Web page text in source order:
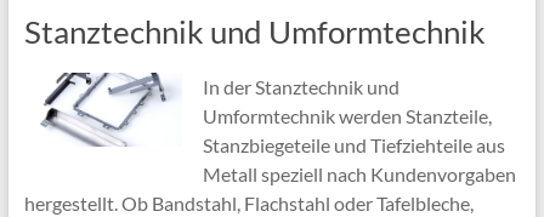
Stanztechnik und Umformtechnik
In der Stanztechnik und
Umformtechnik werden Stanzteile,
Stanzbiegeteile und Tiefziehteile aus
Metall speziell nach Kundenvorgaben
hergestellt. Ob Bandstahl, Flachstahl oder Tafelbleche,